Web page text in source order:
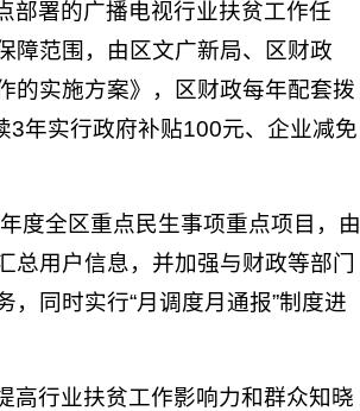
部署的广播电视行业扶贫工作任
障范围，由区文广新局、区财政
的实施方案》，区财政每年配套拨
3年实行政府补贴100元、企业减免
度全区重点民生事项重点项目，由
总用户信息，并加强与财政等部门
同时实行“月调度月通报”制度进
高行业扶贫工作影响力和群众知晓